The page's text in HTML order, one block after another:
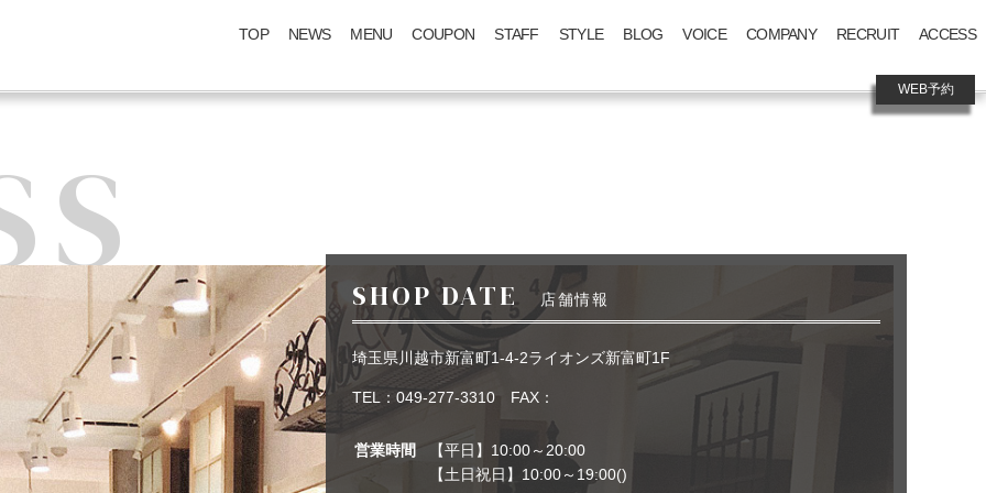
WEB予約
TOP NEWS MENU COUPON STAFF STYLE BLOG VOICE COMPANY RECRUIT ACCESS
SHOP DATE 店舗情報
埼玉県川越市新富町1-4-2ライオンズ新富町1F
TEL： 049-277-3310 FAX：
営業時間
【平日】10:00～20:00
【土日祝日】10:00～19:00()